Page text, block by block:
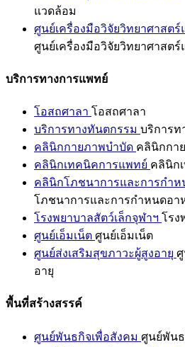
แวดล้อม
ศูนย์เครื่องมือวิจัยวิทยาศาสตร์
ศูนย์เครื่องมือวิจัยวิทยาศาสตร์
บริการทางการแพทย์
โอสถศาลา โอสถศาลา
บริการทางทันตกรรม บริการท
คลินิกกายภาพบำบัด คลินิกกา
คลินิกเทคนิคการแพทย์ คลินิก
คลินิกโภชนาการและการกำห
โภชนาการและการกำหนดอา
โรงพยาบาลสัตว์เล็กจุฬาฯ โรง
ศูนย์เอ็มเน็ต ศูนย์เอ็มเน็ต
ศูนย์ส่งเสริมสุขภาวะผู้สูงอายุ ศู
อายุ
พื้นที่สร้างสรรค์
ศูนย์พันธกิจเพื่อสังคม ศูนย์พันธ